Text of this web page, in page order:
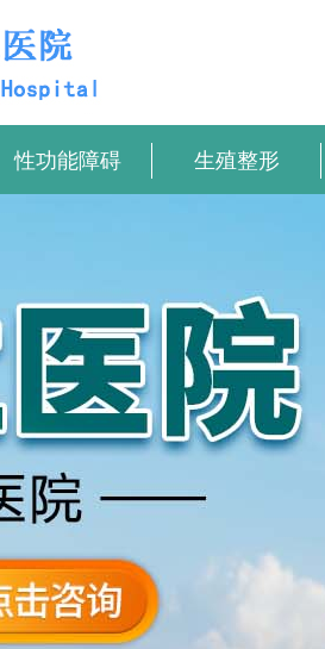
性功能障碍 生殖整形